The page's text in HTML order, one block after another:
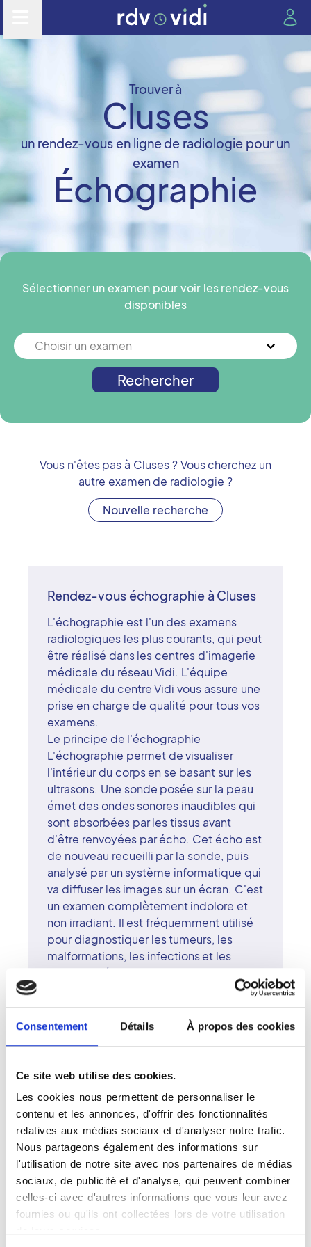
Consentement Détails À propos des cookies
Ce site web utilise des cookies.
Les cookies nous permettent de personnaliser le
contenu et les annonces, d'offrir des fonctionnalités
relatives aux médias sociaux et d'analyser notre trafic.
Nous partageons également des informations sur
l'utilisation de notre site avec nos partenaires de médias
sociaux, de publicité et d'analyse, qui peuvent combiner
celles-ci avec d'autres informations que vous leur avez
fournies ou qu'ils ont collectées lors de votre utilisation
Trouver à
Cluses
un rendez-vous en ligne de radiologie pour un
examen
Échographie
Sélectionner un examen pour voir les rendez-vous
disponibles
Choisir un examen
Rechercher
Vous n'êtes pas à Cluses? Vous cherchez un
autre examen de radiologie ?
Nouvelle recherche
Rendez-vous échographie à Cluses
L'échographie est l'un des examens
radiologiques les plus courants, qui peut
être réalisé dans les centres d'imagerie
médicale du réseau Vidi. L'équipe
médicale du centre Vidi vous assure une
prise en charge de qualité pour tous vos
examens.
Le principe de l'échographie
L'échographie permet de visualiser
l'intérieur du corps en se basant sur les
ultrasons. Une sonde posée sur la peau
émet des ondes sonores inaudibles qui
sont absorbées par les tissus avant
d'être renvoyées par écho. Cet écho est
de nouveau recueilli par la sonde, puis
analysé par un système informatique qui
va diffuser les images sur un écran. C'est
un examen complètement indolore et
non irradiant. Il est fréquemment utilisé
pour diagnostiquer les tumeurs, les
malformations, les infections et les
kystes situés au niveau des organes du
cou, du petit bassin et de l'abdomen. Le
chirurgien peut aussi se servir d'une
échographie pour un acte
L'échographie est un examen sans
peut être pratiquée aussi bien sur les
enfants que sur les femmes enceintes
en raison de son innocuité. C'est
l'examen indiqué pour surveiller le
développement du fotus et pour
dépister d'éventuelles anomalies
pendant la grossesse ou, au contraire,
constater que tout se passe bien.